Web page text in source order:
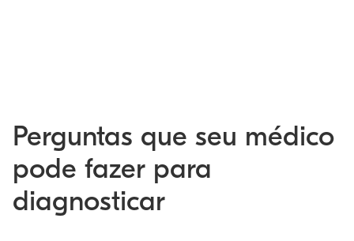
Perguntas que seu médico
pode fazer para
diagnosticar